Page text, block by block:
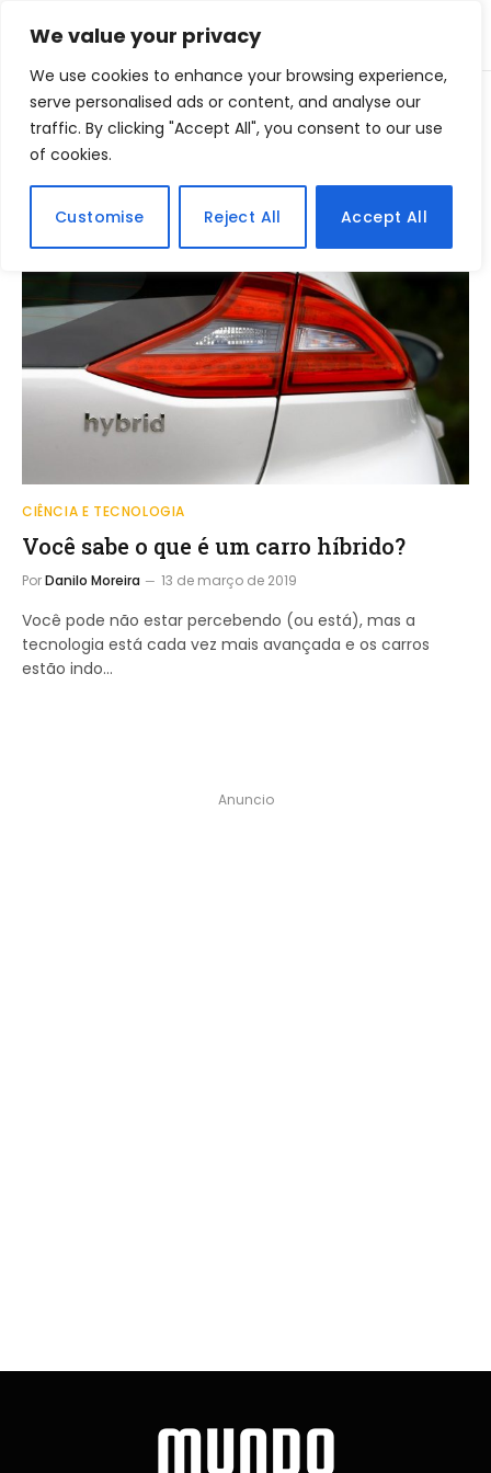
We value your privacy
We use cookies to enhance your browsing experience,
serve personalised ads or content, and analyse our
traffic. By clicking "Accept All", you consent to our use
of cookies.
Customise Reject All Accept All
Home » Posts Tagged "gasolina"
BROWSING:
CIÊNCIA E TECNOLOGIA
Você sabe o que é um carro híbrido?
PorDanilo Moreira 13 de março de 2019
Você pode não estar percebendo (ou está), mas a
tecnologia está cada vez mais avançada e os carros
estão indo…
Anuncio